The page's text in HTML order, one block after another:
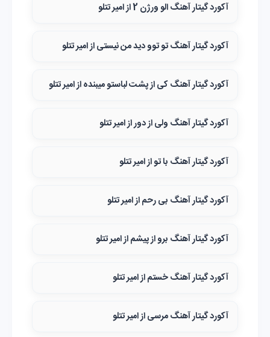
آکورد گیتار آهنگ الو ورژن 2 از امیر تتلو
آکورد گیتار آهنگ تو توو دید من نیستی از امیر تتلو
آکورد گیتار آهنگ کی از پشت لباستو میبنده از امیر تتلو
آکورد گیتار آهنگ ولی از دور از امیر تتلو
آکورد گیتار آهنگ با تو از امیر تتلو
آکورد گیتار آهنگ بی رحم‌ از امیر تتلو
آکورد گیتار آهنگ برو از پیشم از امیر تتلو
آکورد گیتار آهنگ خستم از امیر تتلو
آکورد گیتار آهنگ مرسی از امیر تتلو